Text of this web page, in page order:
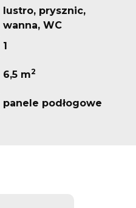
lustro, prysznic,
wanna, WC
1
6,5 m2
panele podłogowe